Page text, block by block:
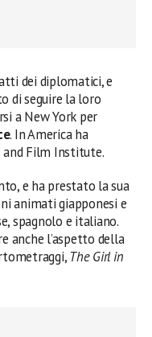
dei diplomatici, e
di seguire la loro
a New York per
. In America ha
and Film Institute.
e ha prestato la sua
animati giapponesi e
spagnolo e italiano.
anche l’aspetto della
The Girl in